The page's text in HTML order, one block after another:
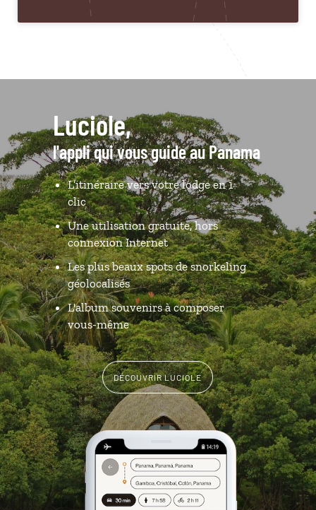
Luciole,
l'appli qui vous guide au Panama
L’itinéraire vers votre lodge en 1
clic
Une utilisation gratuite, hors
connexion Internet
Les plus beaux spots de snorkeling
géolocalisés
L'album souvenirs à composer
vous-même
DÉCOUVRIR LUCIOLE